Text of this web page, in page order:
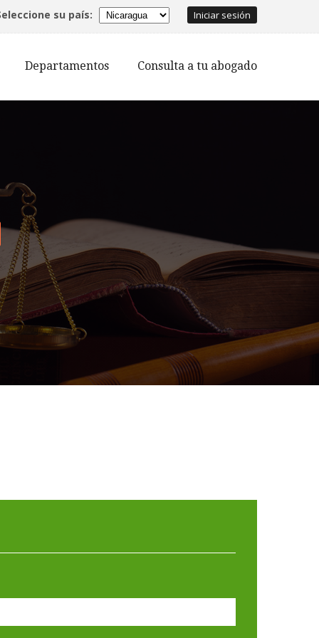
Iniciar sesión
su país:
Departamentos Consulta a tu abogado